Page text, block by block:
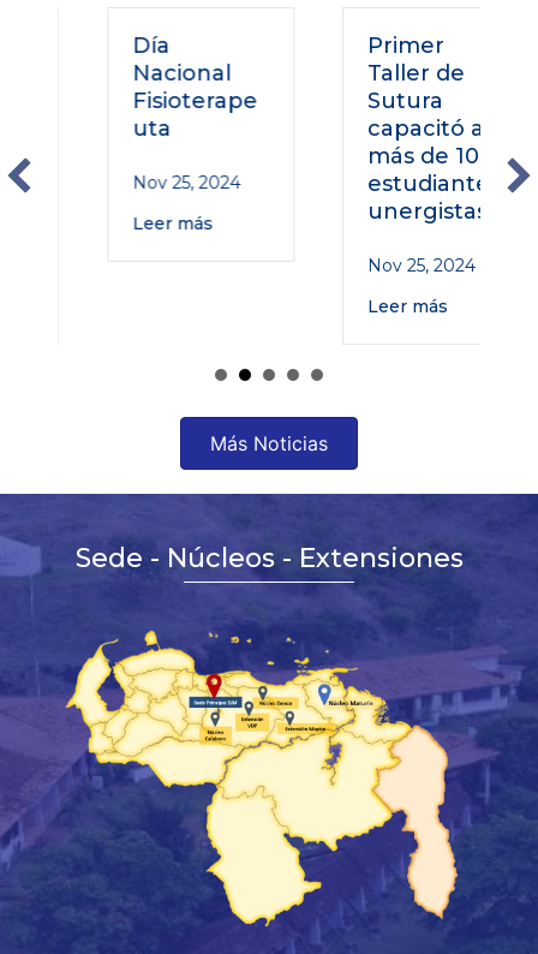
Día
Nacional
Fisioterape
uta
Nov 25, 2024
Leer más
Primer
Taller de
Sutura
capacitó a
más de 100
estudiantes
unergistas
Nov 25, 2024
Leer más
Más Noticias
Sede - Núcleos - Extensiones